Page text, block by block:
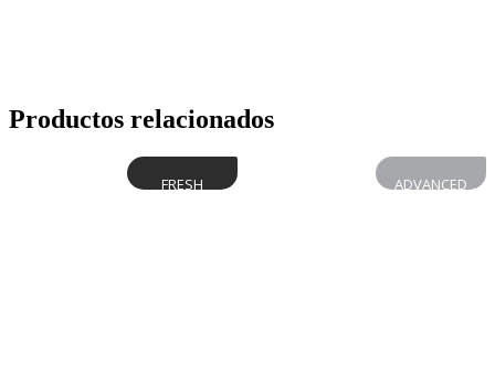
Productos relacionados
FRESH ADVANCED